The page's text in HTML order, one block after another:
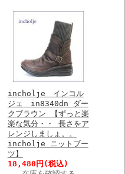
incholje インコル
ジェ in8340dn ダー
クブラウン 【ずっと楽
楽な気分・・ 長さをア
レンジしましょ。。
incholje ニットブー
ツ】
18,480円 (税込)